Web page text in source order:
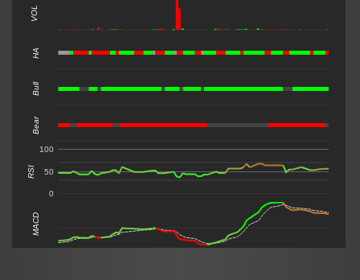
VOL
HA
Bull
Bear
0
50
100
RSI
MACD